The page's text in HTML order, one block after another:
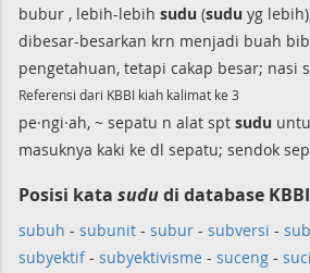
bubur , lebih-lebih sudu (sudu yg
dibesar-besarkan krn menjadi buah
pengetahuan, tetapi cakap besar; nasi
Referensi dari KBBI kiah kalimat ke 3
pe·ngi·ah, ~ sepatu n alat spt sudu
masuknya kaki ke dl sepatu; sendok
Posisi kata sududi database
subuh - subunit - subur - subversi -
subyektif- subyektivisme - suceng -